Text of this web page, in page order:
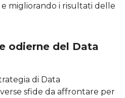
migliorando i risultati delle
odierne del Data
di Data
sfide da affrontare per